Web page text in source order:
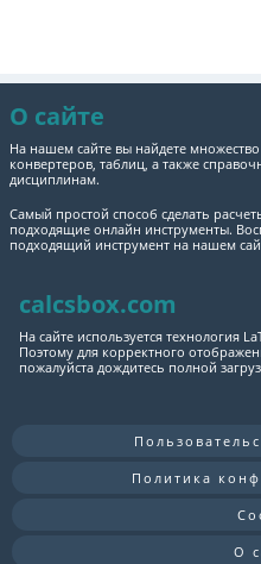
О сайте
На нашем сайте вы найдете
конвертеров, таблиц, а также
дисциплинам.
Самый простой способ сделать
подходящие онлайн инструменты.
подходящий инструмент на нашем
calcsbox.com
На сайте используется технология
Поэтому для корректного
пожалуйста дождитесь полной
Политика
О